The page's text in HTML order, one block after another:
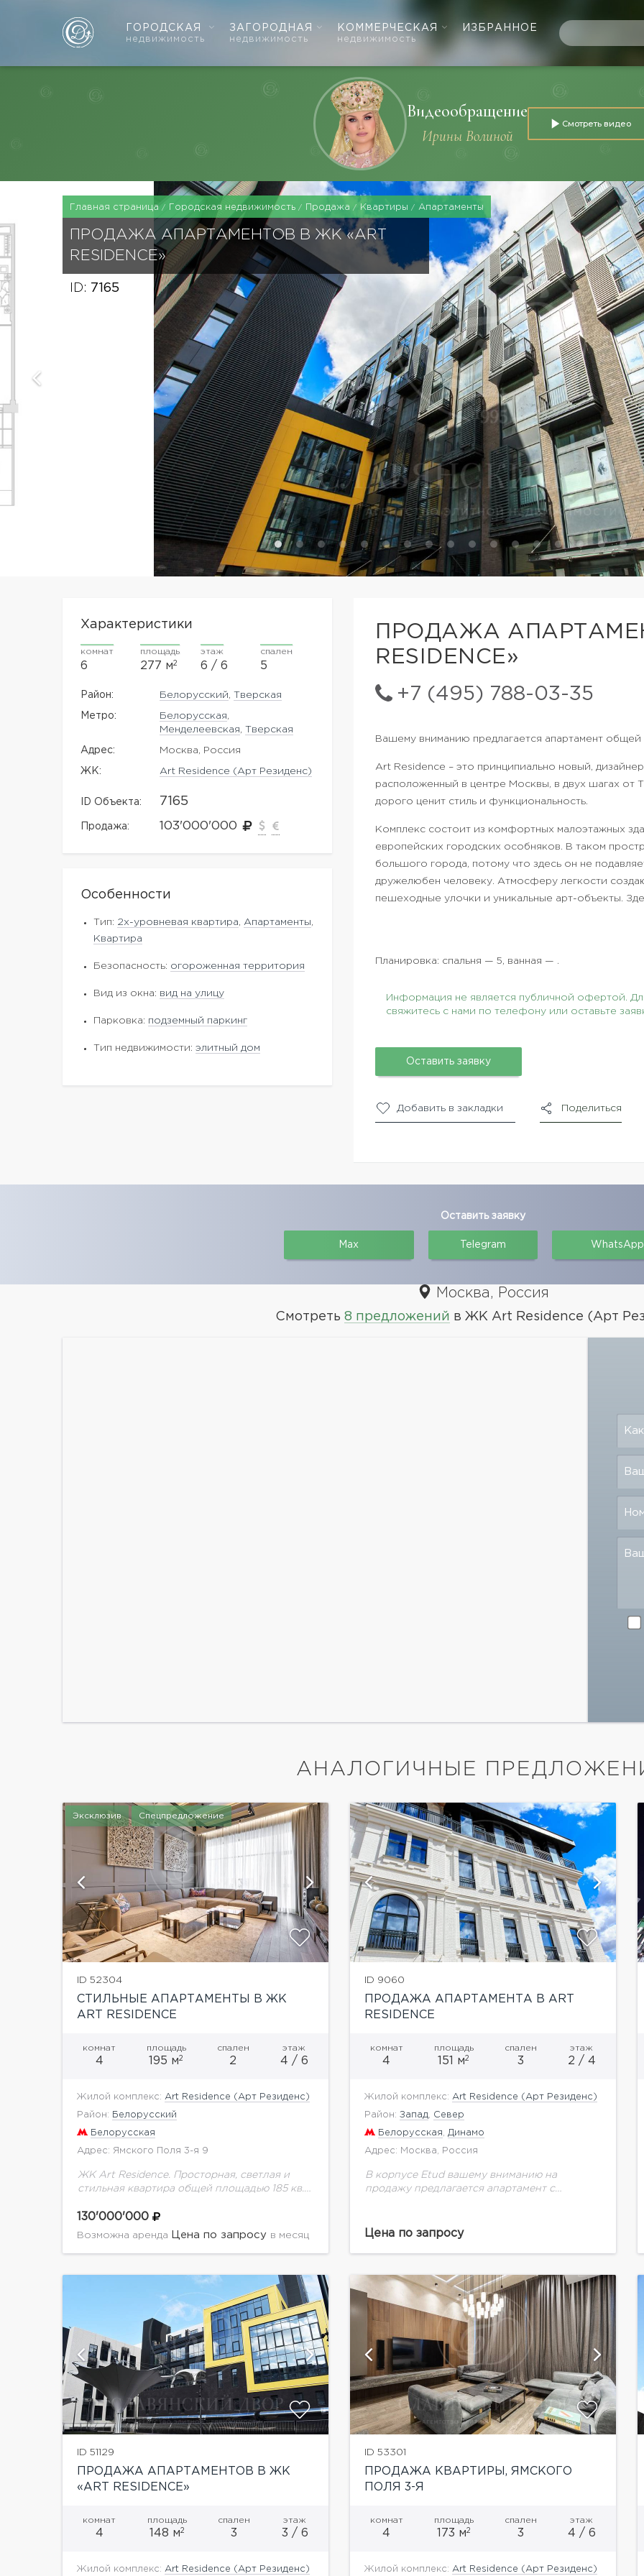
ГОРОДСКАЯ
недвижимость
ЗАГОРОДНАЯ
недвижимость
КОММЕРЧЕСКАЯ
недвижимость
ИЗБРАННОЕ
Видеообращение
Ирины Волиной
Смотреть видео
Главная страница Городская недвижимость Продажа Квартиры Апартаменты
ПРОДАЖА АПАРТАМЕНТОВ В ЖК «ART
RESIDENCE»
ID: 7165
ПРОДАЖА
RESIDENCE»
+7 (495) 788-03-35
Характеристики
комнат
6
площадь
277 м2
этаж
6 / 6
спален
5
Район: Белорусский ,Тверская
Метро: Белорусская
Менделеевская
,Тверская
Адрес: Москва, Россия
ЖK: Art Residence (Арт Резиденс)
ID Объекта: 7165
Продажа: 103'000'000
Особенности
Тип: 2х-уровневая квартира Апартаменты
Квартира
Безопасность: огороженная территория
Вид из окна: вид на улицу
Парковка: подземный паркинг
Тип недвижимости: элитный дом
Вашему вниманию предлагается апартамент
Art Residence – это принципиально новый,
расположенный в центре Москвы, в двух шагах от
дорого ценит стиль и функциональность.
Комплекс состоит из комфортных малоэтажных
европейских городских особняков. В таком
большого города, потому что здесь он не
дружелюбен человеку. Атмосферу легкости
пешеходные улочки и уникальные арт-объекты.
Планировка: спальня — 5, ванная — .
Информация не является публичной офертой.
свяжитесь с нами по телефону или оставьте
Оставить заявку
Добавить в закладки Поделиться
Оставить заявку
Max Telegram WhatsApp
Москва, Россия
Смотреть 8 предложений в ЖК Art Residence (Арт
АНАЛОГИЧНЫЕ
Эксклюзив Спецпредложение
ID 52304
СТИЛЬНЫЕ АПАРТАМЕНТЫ В ЖК
ART RESIDENCE
комнат
4
площадь
195 м2
спален
2
этаж
4 / 6
Жилой комплекс: Art Residence (Арт Резиденс)
Район: Белорусский
Белорусская
Адрес: Ямского Поля 3-я 9
ЖК Art Residence. Просторная, светлая и
стильная квартира общей площадью 185 кв.м.
дизайнерский ремонт. Квартира полностью
меблирована и оснащена всей необходимой
130'000'000
Возможна аренда Цена по запросу в месяц
показать ещё 5 фотографий
ID 9060
ПРОДАЖА АПАРТАМЕНТА В ART
RESIDENCE
комнат
4
площадь
151 м2
спален
3
этаж
2 / 4
Жилой комплекс: Art Residence (Арт Резиденс)
Район: Запад Север
Белорусская Динамо
Адрес: Москва, Россия
В корпусе Etud вашему вниманию на
продажу предлагается апартамент с
Residence – это принципиально...
Цена по запросу
показать ещё 8 фотографий
ID 51129
ПРОДАЖА АПАРТАМЕНТОВ В ЖК
«ART RESIDENCE»
комнат
4
площадь
148 м2
спален
3
этаж
3 / 6
Жилой комплекс: Art Residence (Арт Резиденс)
показать ещё 19 фотографий
ID 53301
ПРОДАЖА КВАРТИРЫ, ЯМСКОГО
ПОЛЯ 3-Я
комнат
4
площадь
173 м2
спален
3
этаж
4 / 6
Жилой комплекс: Art Residence (Арт Резиденс)
показать ещё 6 фотографий